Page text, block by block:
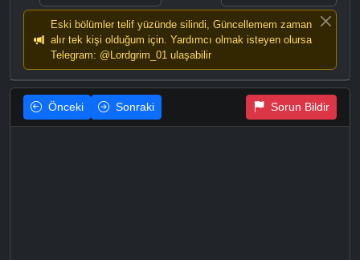
Eski bölümler telif yüzünde silindi, Güncellemem zaman
alır tek kişi olduğum için. Yardımcı olmak isteyen olursa
Telegram: @Lordgrim_01 ulaşabilir
Önceki Sonraki Sorun Bildir